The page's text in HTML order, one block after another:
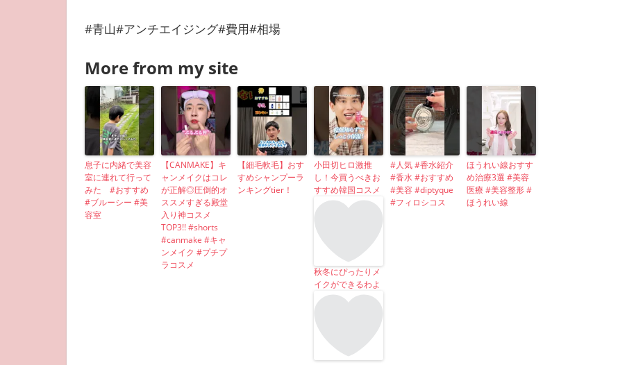
#青山#アンチエイジング#費用#相場
More from my site
息子に内緒で美容
室に連れて行って
みた #おすすめ
#ブルーシー #美
容室
【CANMAKE】キ
ャンメイクはコレ
が正解◎圧倒的オ
ススメすぎる殿堂
入り神コスメ
TOP3!! #shorts
#canmake #キャ
ンメイク #プチプ
ラコスメ
【細毛軟毛】おす
すめシャンプーラ
ンキングtier！
小田切ヒロ激推
し！今買うべきお
すすめ韓国コスメ
秋冬にぴったりメ
イクができるわよ
#人気 #香水紹介
#香水 #おすすめ
#美容 #diptyque
#フィロシコス
ほうれい線おすす
め治療3選 #美容
医療 #美容整形 #
ほうれい線